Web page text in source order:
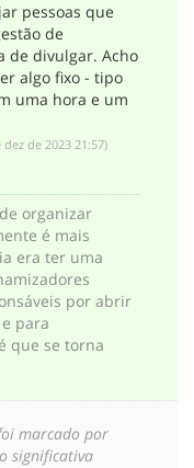
pessoas que
de
de divulgar. Acho
algo fixo - tipo
uma hora e um
dez de 2023 21:57)
organizar
é mais
era ter uma
por abrir
para
que se torna
marcado por
significativa